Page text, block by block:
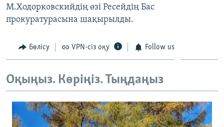
М.Ходорковскийдің өзі Ресейдің Бас
прокуратурасына шақырылды.
Бөлісу VPN-сіз оқу Follow us
Оқыңыз. Көріңіз. Тыңдаңыз